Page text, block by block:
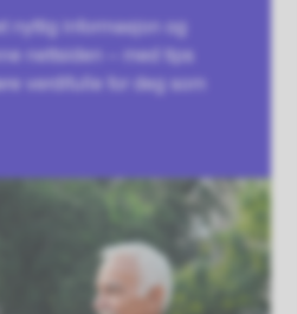
nyttig informasjon og
nettsiden – med tips
verdifulle for deg som